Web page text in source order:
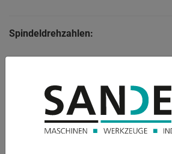
Spindeldrehzahlen:
Steuerung: